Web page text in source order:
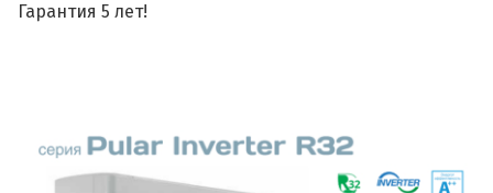
Гарантия 5 лет!